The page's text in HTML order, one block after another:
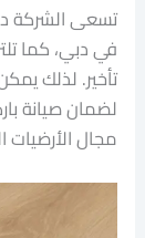
تسعى الشركة
في دبي، كما
تأخير. لذلك
لضمان صيانة
مجال الأرضيات